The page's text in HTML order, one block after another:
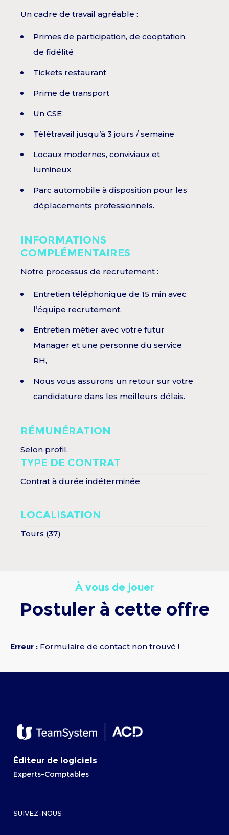
Un cadre de travail agréable :
Primes de participation, de cooptation,
de fidélité
Tickets restaurant
Prime de transport
Un CSE
Télétravail jusqu’à 3 jours / semaine
Locaux modernes, conviviaux et
lumineux
Parc automobile à disposition pour les
déplacements professionnels.
INFORMATIONS
COMPLÉMENTAIRES
Notre processus de recrutement :
Entretien téléphonique de 15 min avec
l’équipe recrutement,
Entretien métier avec votre futur
Manager et une personne du service
RH,
Nous vous assurons un retour sur votre
candidature dans les meilleurs délais.
RÉMUNÉRATION
Selon profil.
TYPE DE CONTRAT
Contrat à durée indéterminée
LOCALISATION
Tours (37)
À vous de jouer
Postuler à cette offre
Erreur : Formulaire de contact non trouvé !
Éditeur de logiciels
Experts-Comptables
SUIVEZ-NOUS